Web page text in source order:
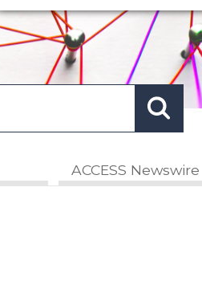
ACCESS Newswire